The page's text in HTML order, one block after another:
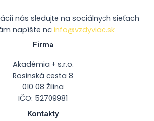
nás sledujte na sociálnych sieťach
napíšte na info@vzdyviac.sk
Firma
Akadémia + s.r.o.
Rosinská cesta 8
010 08 Žilina
IČO: 52709981
Kontakty